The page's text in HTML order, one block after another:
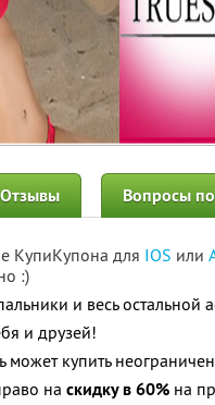
Отзывы Вопросы
КупиКупона для IOS или
:)
и весь остальной
и друзей!
может купить
на скидку в 60% на